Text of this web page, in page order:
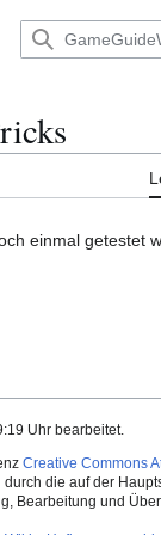
einmal getestet
Uhr bearbeitet.
Creative Commons
die auf der
Bearbeitung und